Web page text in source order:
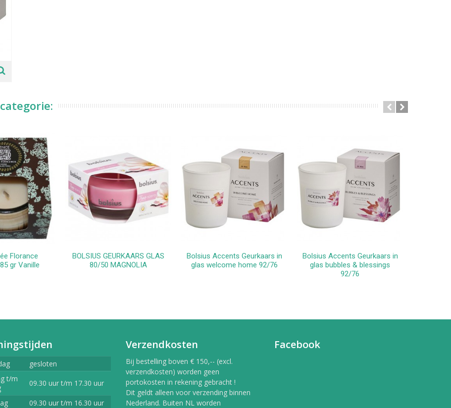
Florance
gr Vanille
In winkelwagen
BOLSIUS GEURKAARS GLAS
80/50 MAGNOLIA
In winkelwagen
Bolsius Accents Geurkaars in
glas welcome home 92/76
In winkelwagen
Bolsius Accents Geurkaars in
glas bubbles & blessings
92/76
gesloten
t/m
09.30 uur t/m 17.30 uur
09.30 uur t/m 16.30 uur
Verzendkosten
Bij bestelling boven € 150,-- (excl.
verzendkosten) worden geen
portokosten in rekening gebracht !
Dit geldt alleen voor verzending binnen
Nederland. Buiten NL worden
Facebook